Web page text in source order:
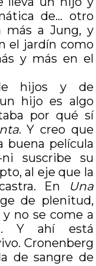
de… otro
más a Jung, y
el jardín como
y más en el
hijos y de
hijo es algo
por qué sí
. Y creo que
buena película
suscribe su
al eje que la
En
Una
de plenitud,
no se come a
Y ahí está
Cronenberg
de sangre de